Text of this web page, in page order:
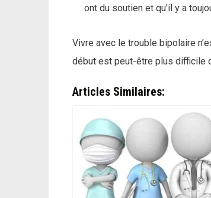
ont du soutien et qu’il y a
Vivre avec le trouble bipolaire
début est peut-être plus difficile
Articles Similaires: